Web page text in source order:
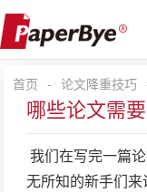
首页 - 论文降重技巧
哪些论文需
我们在写完一篇
无所知的新手们